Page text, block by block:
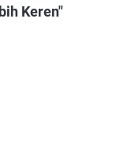
Keren"